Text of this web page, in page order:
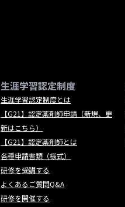
生涯学習認定制度
生涯学習認定制度とは
【G21】認定薬剤師申請（新規、更
新はこちら）
【G21】認定薬剤師とは
各種申請書類（様式）
研修を受講する
よくあるご質問Q&A
研修を開催する